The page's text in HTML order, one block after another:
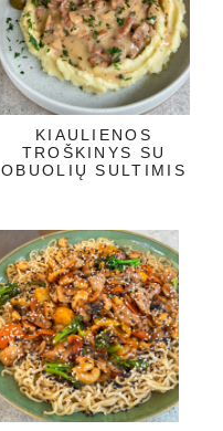
KIAULIENOS
TROŠKINYS SU
OBUOLIŲ SULTIMIS